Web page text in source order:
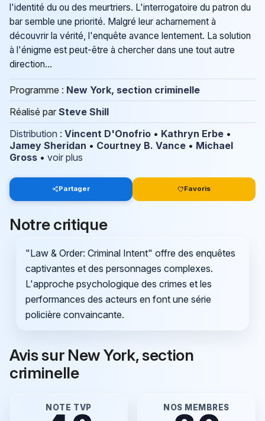
l'identité du ou des meurtriers. L'interrogatoire du patron du
bar semble une priorité. Malgré leur acharnement à
découvrir la vérité, l'enquête avance lentement. La solution
à l'énigme est peut-être à chercher dans une tout autre
direction...
Programme : New York, section criminelle
Réalisé par Steve Shill
Distribution : Vincent D'Onofrio • Kathryn Erbe •
Jamey Sheridan • Courtney B. Vance • Michael
Gross • voir plus
Partager Favoris
Notre critique
"Law & Order: Criminal Intent" offre des enquêtes
captivantes et des personnages complexes.
L'approche psychologique des crimes et les
performances des acteurs en font une série
policière convaincante.
Avis sur New York, section
criminelle
NOTE TVP NOS MEMBRES